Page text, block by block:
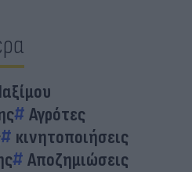
Αγρότες
κινητοποιήσεις
Αποζημιώσεις